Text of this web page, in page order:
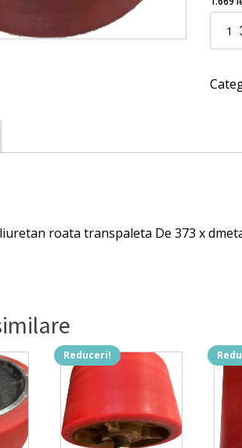
a
roata
roata transpaleta De 373 x
Reduceri!